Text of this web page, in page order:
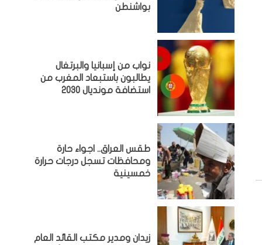
بواشنطن
نواب من إسبانيا والبرتغال
يطالبون باستبعاد المغرب من
استضافة مونديال 2030
طقس العراق.. اجواء حارة
ومحافظات تسجل درجات حرارة
خمسينية
زيدان ومدير مكتب القائد العام